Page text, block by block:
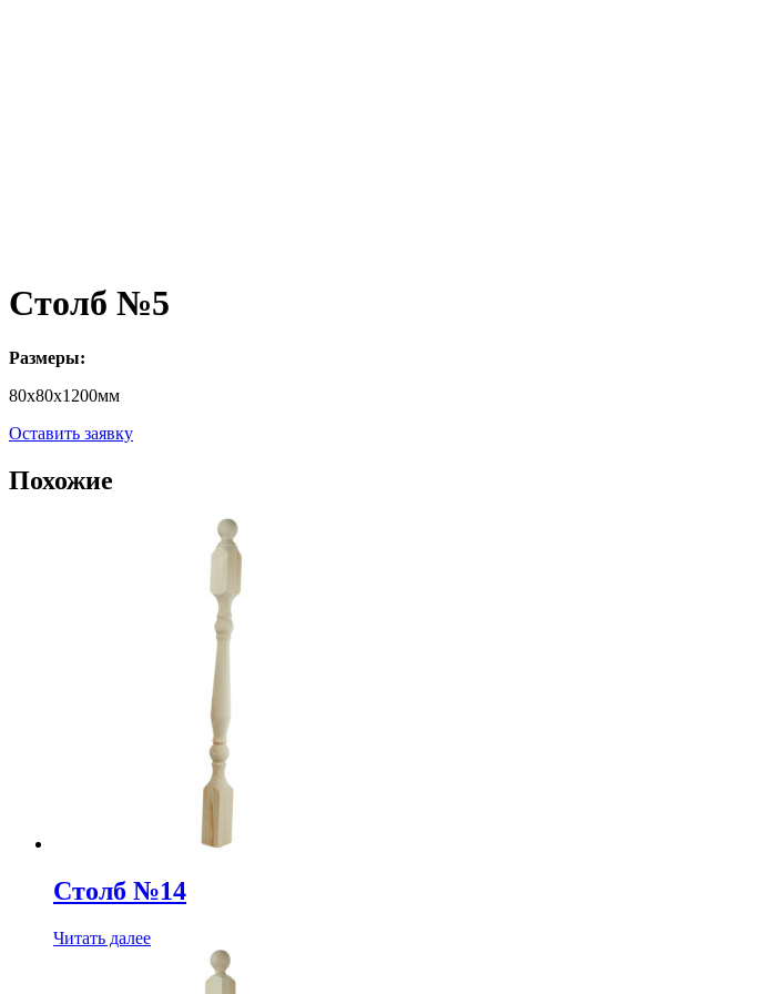
Столб №5
Размеры:
80х80х1200мм
Оставить заявку
Похожие
Столб №14
Читать далее